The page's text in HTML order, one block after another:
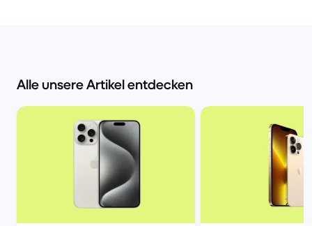
Alle unsere Artikel entdecken